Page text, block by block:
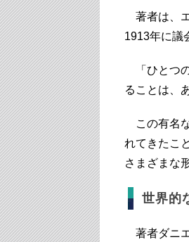
著者は、
1913年に議
「ひとつ
ることは、
この有名
れてきたこ
さまざまな
世界的
著者ダニ